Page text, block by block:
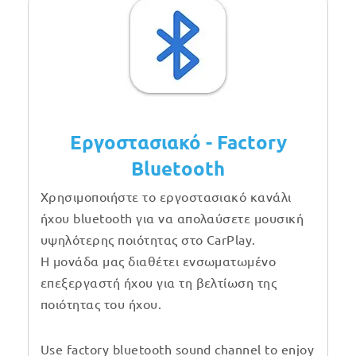
Εργοστασιακό - Factory
Bluetooth
Χρησιμοποιήστε το εργοστασιακό κανάλι
ήχου bluetooth για να απολαύσετε μουσική
υψηλότερης ποιότητας στο CarPlay.
Η μονάδα μας διαθέτει ενσωματωμένο
επεξεργαστή ήχου για τη βελτίωση της
ποιότητας του ήχου.
Use factory bluetooth sound channel to enjoy